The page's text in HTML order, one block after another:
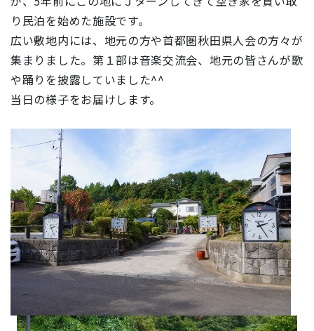
り民泊を始めた施設です。
広い敷地内には、地元の方や首都圏秋田県人会の方々が
集まりました。第１部は音楽交流会、地元の皆さんが歌
や踊りを披露していました^^
当日の様子をお届けします。